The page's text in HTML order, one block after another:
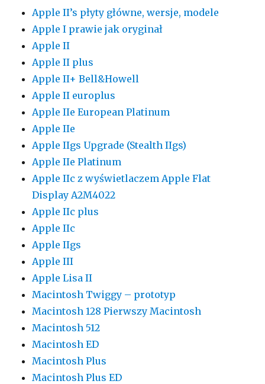
Apple II’s płyty główne, wersje, modele
Apple I prawie jak oryginał
Apple II
Apple II plus
Apple II+ Bell&Howell
Apple II europlus
Apple IIe European Platinum
Apple IIe
Apple IIgs Upgrade (Stealth IIgs)
Apple IIe Platinum
Apple IIc z wyświetlaczem Apple Flat
Display A2M4022
Apple IIc plus
Apple IIc
Apple IIgs
Apple III
Apple Lisa II
Macintosh Twiggy – prototyp
Macintosh 128 Pierwszy Macintosh
Macintosh 512
Macintosh ED
Macintosh Plus
Macintosh Plus ED